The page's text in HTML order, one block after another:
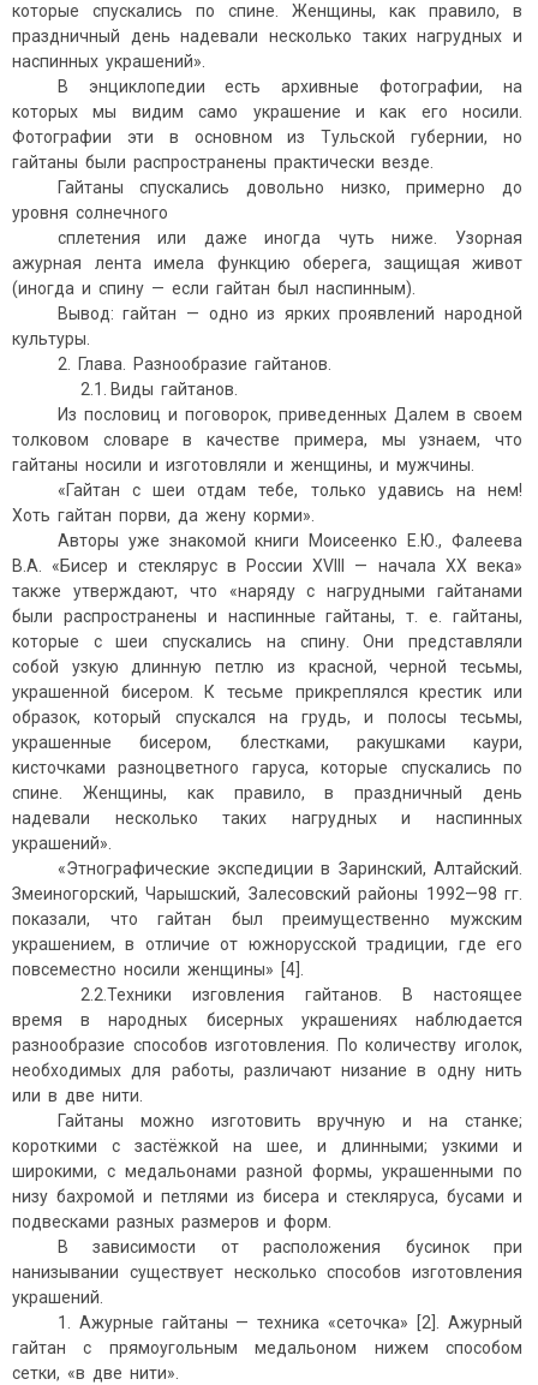
которые спускались по спине. Женщины, как правило, в
праздничный день надевали несколько таких нагрудных и
наспинных украшений».
В энциклопедии есть архивные фотографии, на
которых мы видим само украшение и как его носили.
Фотографии эти в основном из Тульской губернии, но
гайтаны были распространены практически везде.
Гайтаны спускались довольно низко, примерно до
уровня солнечного
сплетения или даже иногда чуть ниже. Узорная
ажурная лента имела функцию оберега, защищая живот
(иногда и спину — если гайтан был наспинным).
Вывод: гайтан — одно из ярких проявлений народной
культуры.
2. Глава. Разнообразие гайтанов.
2.1. Виды гайтанов.
Из пословиц и поговорок, приведенных Далем в своем
толковом словаре в качестве примера, мы узнаем, что
гайтаны носили и изготовляли и женщины, и мужчины.
«Гайтан с шеи отдам тебе, только удавись на нем!
Хоть гайтан порви, да жену корми».
Авторы уже знакомой книги Моисеенко Е.Ю., Фалеева
В.А. «Бисер и стеклярус в России XVIII — начала ХХ века»
также утверждают, что «наряду с нагрудными гайтанами
были распространены и наспинные гайтаны, т. е. гайтаны,
которые с шеи спускались на спину. Они представляли
собой узкую длинную петлю из красной, черной тесьмы,
украшенной бисером. К тесьме прикреплялся крестик или
образок, который спускался на грудь, и полосы тесьмы,
украшенные бисером, блестками, ракушками каури,
кисточками разноцветного гаруса, которые спускались по
спине. Женщины, как правило, в праздничный день
надевали несколько таких нагрудных и наспинных
украшений».
«Этнографические экспедиции в Заринский, Алтайский.
Змеиногорский, Чарышский, Залесовский районы 1992—98 гг.
показали, что гайтан был преимущественно мужским
украшением, в отличие от южнорусской традиции, где его
повсеместно носили женщины» [4].
2.2.Техники изговления гайтанов. В настоящее
время в народных бисерных украшениях наблюдается
разнообразие способов изготовления. По количеству иголок,
необходимых для работы, различают низание в одну нить
или в две нити.
Гайтаны можно изготовить вручную и на станке;
короткими с застёжкой на шее, и длинными; узкими и
широкими, с медальонами разной формы, украшенными по
низу бахромой и петлями из бисера и стекляруса, бусами и
подвесками разных размеров и форм.
В зависимости от расположения бусинок при
нанизывании существует несколько способов изготовления
украшений.
1. Ажурные гайтаны — техника «сеточка» [2]. Ажурный
гайтан с прямоугольным медальоном нижем способом
сетки, «в две нити».